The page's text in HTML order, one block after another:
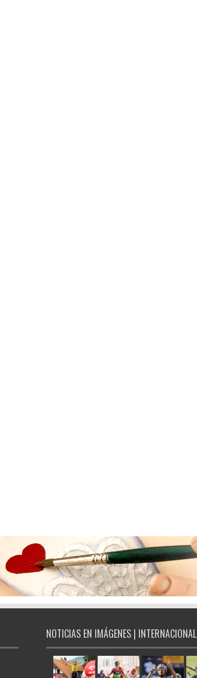
NOTICIAS EN IMÁGENES | INTERNACIONAL